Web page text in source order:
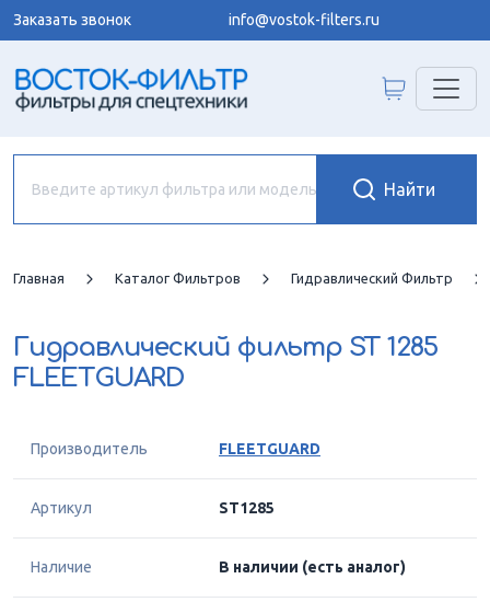
Заказать звонок info@vostok-filters.ru
Главная Каталог Фильтров Гидравлический Фильтр
Гидравлический фильтр ST 1285
FLEETGUARD
Производитель FLEETGUARD
Артикул ST1285
Наличие В наличии (есть аналог)